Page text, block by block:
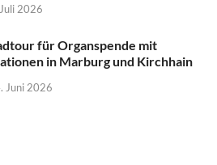
2026
für Organspende mit
in Marburg und Kirchhain
Juni 2026